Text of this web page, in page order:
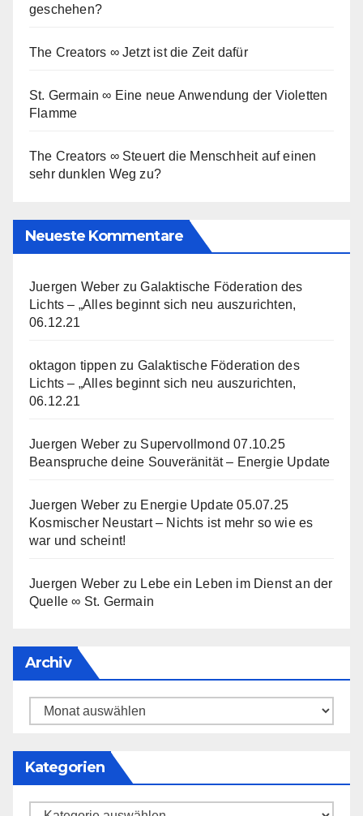
geschehen?
The Creators ∞ Jetzt ist die Zeit dafür
St. Germain ∞ Eine neue Anwendung der Violetten
Flamme
The Creators ∞ Steuert die Menschheit auf einen
sehr dunklen Weg zu?
Neueste Kommentare
Juergen Weber zuGalaktische Föderation des
Lichts – „Alles beginnt sich neu auszurichten,
06.12.21
oktagon tippen zu Galaktische Föderation des
Lichts – „Alles beginnt sich neu auszurichten,
06.12.21
Juergen Weber zu Supervollmond 07.10.25
Beanspruche deine Souveränität – Energie Update
Juergen Weber zu Energie Update 05.07.25
Kosmischer Neustart – Nichts ist mehr so wie es
war und scheint!
Juergen Weber zu Lebe ein Leben im Dienst an der
Quelle ∞ St. Germain
Archiv
Archiv
Kategorien
Kategorien